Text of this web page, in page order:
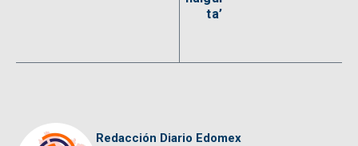
ta’
Redacción Diario Edomex